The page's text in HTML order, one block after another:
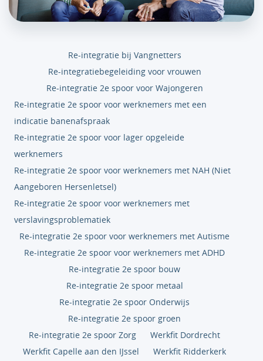
Re-integratie bij Vangnetters
Re-integratiebegeleiding voor vrouwen
Re-integratie 2e spoor voor Wajongeren
Re-integratie 2e spoor voor werknemers met een
indicatie banenafspraak
Re-integratie 2e spoor voor lager opgeleide
werknemers
Re-integratie 2e spoor voor werknemers met NAH (Niet
Aangeboren Hersenletsel)
Re-integratie 2e spoor voor werknemers met
verslavingsproblematiek
Re-integratie 2e spoor voor werknemers met Autisme
Re-integratie 2e spoor voor werknemers met ADHD
Re-integratie 2e spoor bouw
Re-integratie 2e spoor metaal
Re-integratie 2e spoor Onderwijs
Re-integratie 2e spoor groen
Re-integratie 2e spoor Zorg
Werkfit Dordrecht
Werkfit Capelle aan den IJssel
Werkfit Ridderkerk